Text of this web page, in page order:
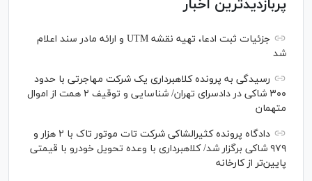
پربازدیدترین اخبار
جزئیات ثبت ادعا، تهیه نقشه UTM و ارائه مادر سند اعلام
شد
رسیدگی به پرونده کلاهبرداری یک شرکت مهاجرتی با حدود
۳۰۰ شاکی در دادسرای تهران/ شناسایی و توقیف ۲ همت از اموال
متهمان
دادگاه پرونده کثیرالشاکی شرکت تات موتور تاک با ۲ هزار و
۹۷۹ شاکی برگزار شد/ کلاهبرداری با وعده تحویل خودرو با قیمتی
پایین‌تر از کارخانه